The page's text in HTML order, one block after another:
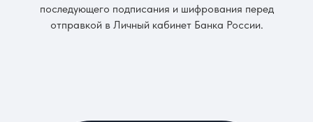
последующего подписания и шифрования перед
отправкой в Личный кабинет Банка России.